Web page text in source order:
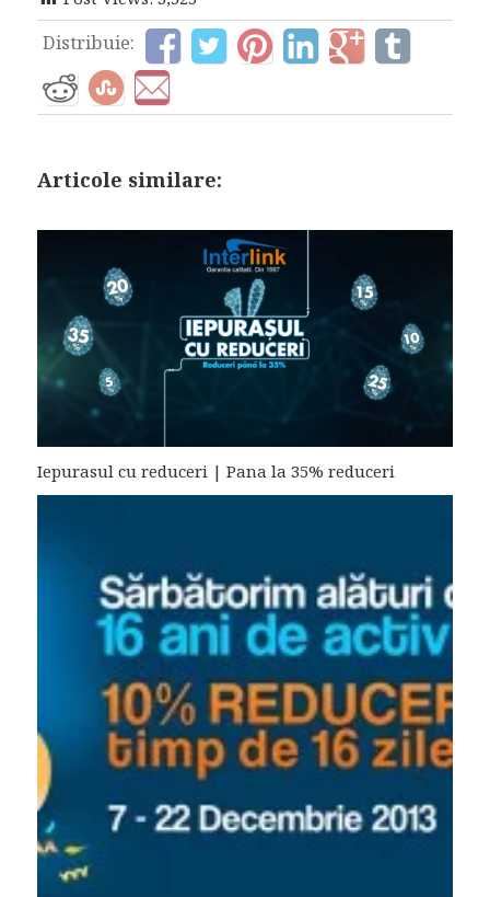
Distribuie:
Articole similare:
Iepurasul cu reduceri | Pana la 35% reduceri